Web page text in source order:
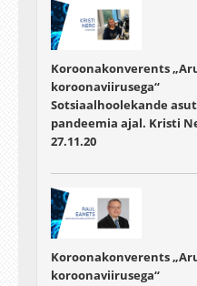
Koroonakonverents
koroonaviirusega“
Sotsiaalhoolekande
pandeemia ajal. Kristi
27.11.20
Koroonakonverents
koroonaviirusega“